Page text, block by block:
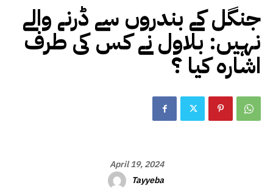
جنگل کے بندروں سے ڈرنے والے
نہیں: بلاول نے کس کی طرف
اشارہ کیا ؟
April 19, 2024
Tayyeba